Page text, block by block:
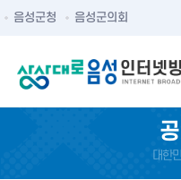
음성군청 음성군의회
대한